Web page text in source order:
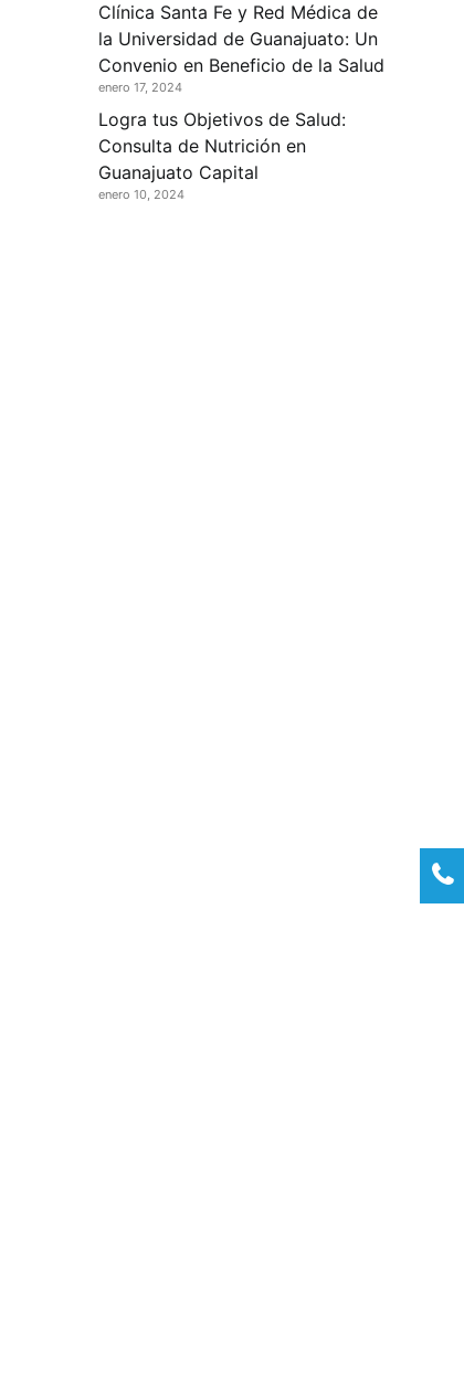
Clínica Santa Fe y Red Médica de
la Universidad de Guanajuato: Un
Convenio en Beneficio de la Salud
enero 17, 2024
Logra tus Objetivos de Salud:
Consulta de Nutrición en
Guanajuato Capital
enero 10, 2024